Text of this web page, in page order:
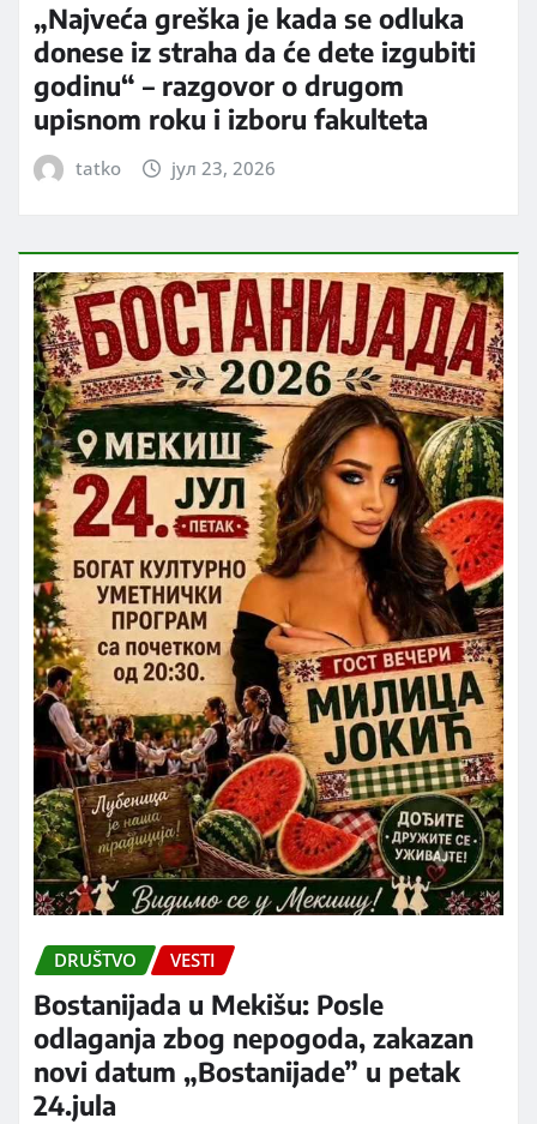
„Najveća greška je kada se odluka
donese iz straha da će dete izgubiti
godinu“ – razgovor o drugom
upisnom roku i izboru fakulteta
tatko јул 23, 2026
DRUŠTVO VESTI
Bostanijada u Mekišu: Posle
odlaganja zbog nepogoda, zakazan
novi datum „Bostanijade” u petak
24.jula